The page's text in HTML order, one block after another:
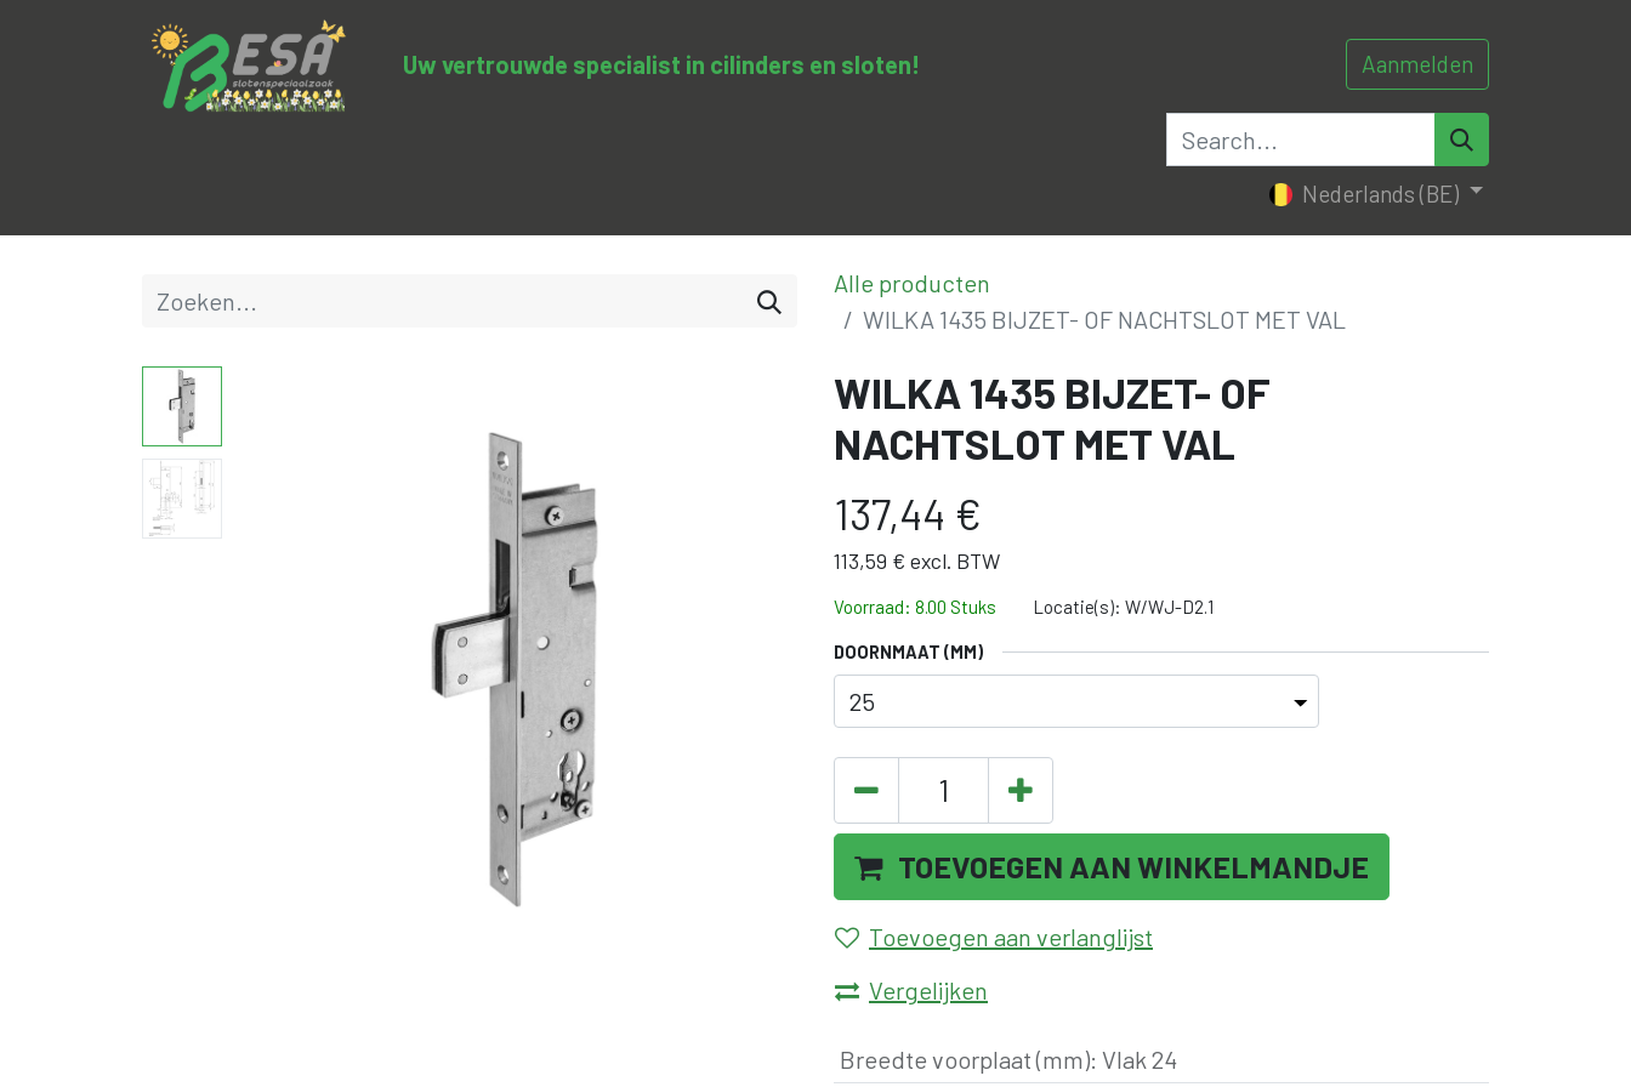
Uw vertrouwde specialist in cilinders en sloten​! Aanmelden
0
Nederlands (BE)
Alle producten
WILKA 1435 BIJZET- OF NACHTSLOT MET VAL
WILKA 1435 BIJZET- OF
NACHTSLOT MET VAL
137,44 €
113,59 € excl. BTW
Voorraad: 8.00 Stuks Locatie(s): W/WJ-D2.1
DOORNMAAT (MM)
TOEVOEGEN AAN WINKELMANDJE
Toevoegen aan verlanglijst
Vergelijken
Breedte voorplaat (mm): Vlak 24